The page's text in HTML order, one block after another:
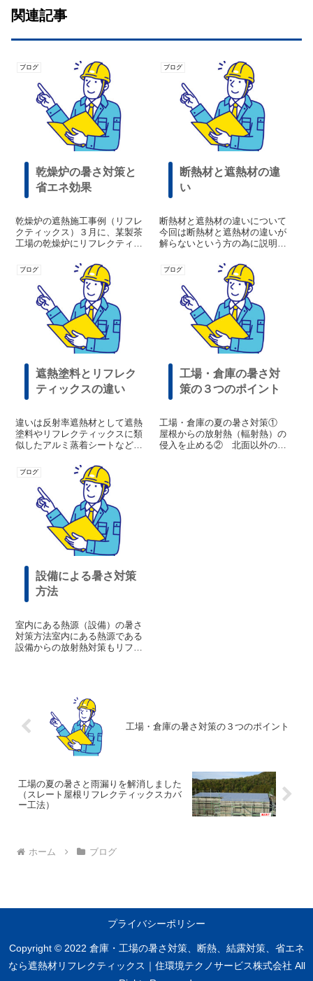
関連記事
ブログ
乾燥炉の暑さ対策と
省エネ効果
乾燥炉の遮熱施工事例（リフレ
クティックス）３月に、某製茶
工場の乾燥炉にリフレクティッ
燥炉からの放射熱による室内の
暑さ対策が目的でしたが、施工
後は暑さ対策はもちろんの事、
省エネ効果の大きさにお施主様
が驚かれました。...
ブログ
断熱材と遮熱材の違
い
断熱材と遮熱材の違いについて
今回は断熱材と遮熱材の違いが
解らないという方の為に説明い
ざまな種類がありますが熱伝導
率が低い素材で出来ており、熱
が伝わるのを遅らせるもので輻
射熱を１０％程度しか反射でき
ない為に次第に蓄...
ブログ
遮熱塗料とリフレク
ティックスの違い
違いは反射率遮熱材として遮熱
塗料やリフレクティックスに類
似したアルミ蒸着シートなどが
年頃から暑さ対策として屋根の
塗り替えに多く採用されていま
した。既存の屋根の表面に塗る
ことで太陽光をある程度反射
し、屋根自体の表面...
ブログ
工場・倉庫の暑さ対
策の３つのポイント
工場・倉庫の夏の暑さ対策①
屋根からの放射熱（輻射熱）の
侵入を止める② 北面以外の外
ブログ
設備による暑さ対策
方法
室内にある熱源（設備）の暑さ
対策方法室内にある熱源である
設備からの放射熱対策もリフレ
に、室内にある表面が熱い設備
や配管・ダクト等があり...
工場・倉庫の暑さ対策の３つのポイント
工場の夏の暑さと雨漏りを解消しました
（スレート屋根リフレクティックスカバ
ー工法）
ホーム ブログ
プライバシーポリシー
Copyright © 2022 倉庫・工場の暑さ対策、断熱、結露対策、省エネ
なら遮熱材リフレクティックス｜住環境テクノサービス株式会社 All